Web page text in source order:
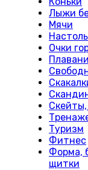
Лыжи
Мячи
Очки
Туризм
Фитнес
Форма,
щитки